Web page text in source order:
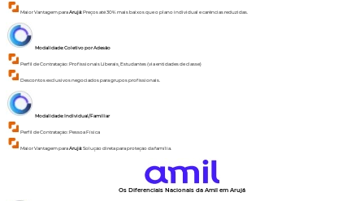
Maior Vantagem paraArujá: Preços até 30% mais baixos que o plano individual e carências reduzidas.
Modalidade: Coletivo por Adesão
Perfil de Contratação: Profissionais Liberais, Estudantes (via entidades de classe)
Descontos exclusivos negociados para grupos profissionais.
Modalidade: Individual/Familiar
Perfil de Contratação: Pessoa Física
Maior Vantagem paraArujá: Solução direta para proteção da família.
Os Diferenciais Nacionais da Amil em Arujá